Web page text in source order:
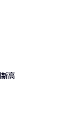
高